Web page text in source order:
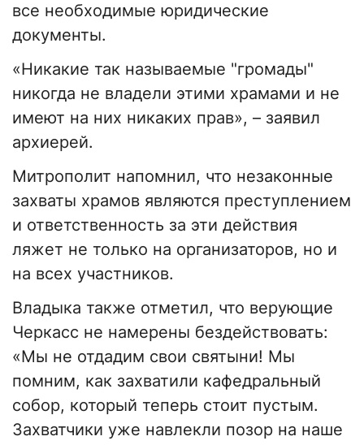
все необходимые юридические
документы.
«Никакие так называемые "громады"
никогда не владели этими храмами и не
имеют на них никаких прав», – заявил
архиерей.
Митрополит напомнил, что незаконные
захваты храмов являются преступлением
и ответственность за эти действия
ляжет не только на организаторов, но и
на всех участников.
Владыка также отметил, что верующие
Черкасс не намерены бездействовать:
«Мы не отдадим свои святыни! Мы
помним, как захватили кафедральный
собор, который теперь стоит пустым.
Захватчики уже навлекли позор на наше